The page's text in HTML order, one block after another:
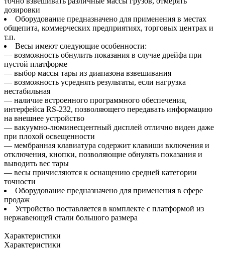
дозировки
Оборудование предназначено для применения в местах
общепита, коммерческих предприятиях, торговых центрах и
т.п.
Весы имеют следующие особенности:
— возможность обнулить показания в случае дрейфа при
пустой платформе
— выбор массы тары из диапазона взвешивания
— возможность усреднять результаты, если нагрузка
нестабильная
— наличие встроенного программного обеспечения,
интерфейса RS-232, позволяющего передавать информацию
на внешнее устройство
— вакуумно-люминесцентный дисплей отлично виден даже
при плохой освещенности
— мембранная клавиатура содержит клавиши включения и
отключения, кнопки, позволяющие обнулять показания и
выводить вес тары
— весы причисляются к оснащению средней категории
точности
Оборудование предназначено для применения в сфере
продаж
Устройство поставляется в комплекте с платформой из
нержавеющей стали большого размера
Характеристики
Характеристики